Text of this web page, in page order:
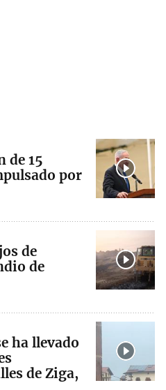
de 15
por
de
de
ha llevado
de Ziga,